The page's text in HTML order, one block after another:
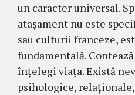
un caracter universal.
atașament nu este
sau culturii franceze,
fundamentală.
înțelegi viața. Există
psihologice,